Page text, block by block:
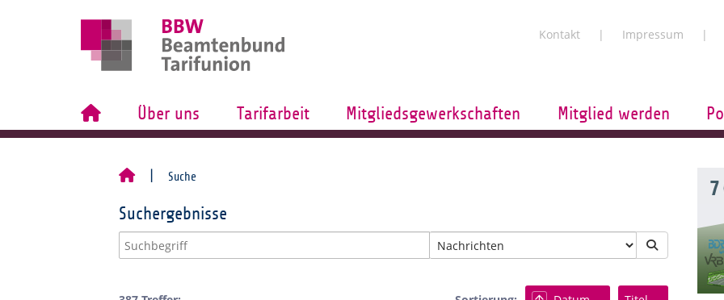
Kontakt Impressum
Über uns Tarifarbeit Mitgliedsgewerkschaften Mitglied werden
Suche
Suchergebnisse